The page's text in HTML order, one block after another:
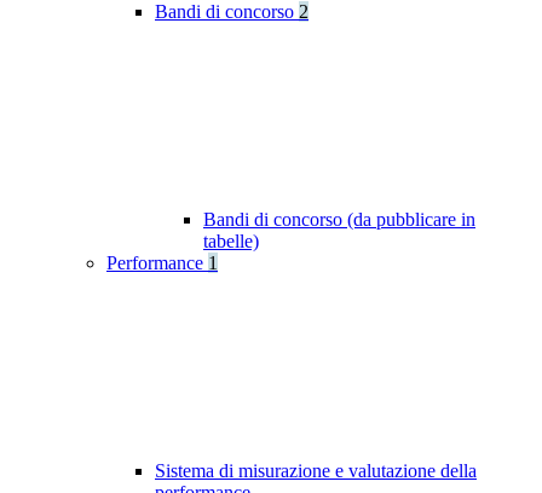
Bandi di concorso 2
Bandi di concorso (da pubblicare in
tabelle)
Performance 1
Sistema di misurazione e valutazione della